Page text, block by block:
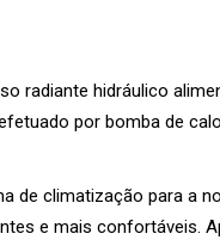
radiante hidráulico
por bomba de
de climatização para a
e mais confortáveis.